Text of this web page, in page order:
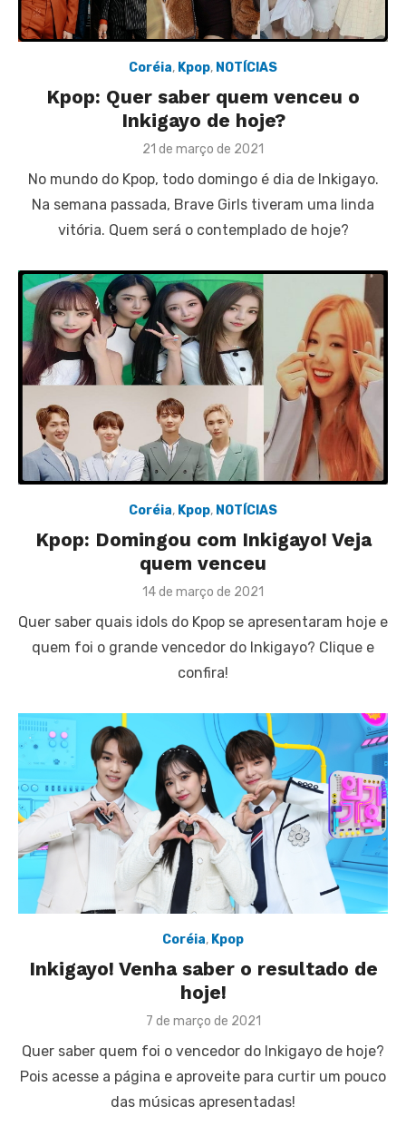
Coréia, Kpop, NOTÍCIAS
Kpop: Quer saber quem venceu o
Inkigayo de hoje?
Posted
21 de março de 2021
No mundo do Kpop, todo domingo é dia de Inkigayo.
Na semana passada, Brave Girls tiveram uma linda
vitória. Quem será o contemplado de hoje?
Coréia, Kpop, NOTÍCIAS
Kpop: Domingou com Inkigayo! Veja
quem venceu
Posted
14 de março de 2021
Quer saber quais idols do Kpop se apresentaram hoje e
quem foi o grande vencedor do Inkigayo? Clique e
confira!
Coréia, Kpop
Inkigayo! Venha saber o resultado de
hoje!
Posted
7 de março de 2021
Quer saber quem foi o vencedor do Inkigayo de hoje?
Pois acesse a página e aproveite para curtir um pouco
das músicas apresentadas!